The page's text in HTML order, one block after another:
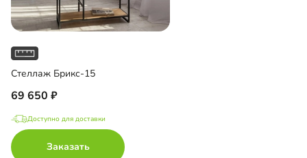
Стеллаж Брикс-15
69 650
Доступно для доставки
Заказать